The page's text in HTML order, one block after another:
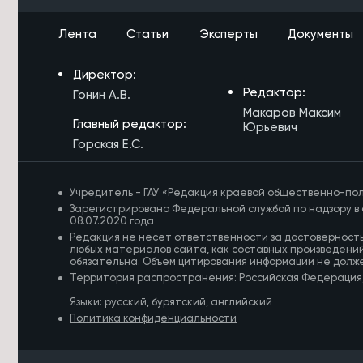
Забайкалья в сентябре
7/08/2026 в 10:09
Забайкальцы представят
региональные бренды на ВЭФ-2026
во Владивостоке
Лента Статьи Эксперты Документы
Директор:
Гонин А.В.
Главный редактор:
Горская Е.С.
Редактор:
Макаров Максим
Юрьевич
Учредитель - ГАУ «Редакция краевой общественно-
Зарегистрировано Федеральной службой по надзору
08.07.2020 года
Редакция не несет ответственности за
любых материалов сайта, как составных
обязательна. Объем цитирования информации не
Территория распространения: Российская
Языки: русский, бурятский, английский
Политика конфиденциальности